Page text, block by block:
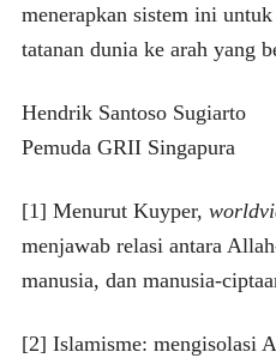
menerapkan sistem ini
tatanan dunia ke arah yang
Hendrik Santoso Sugiarto
Pemuda GRII Singapura
[1] Menurut Kuyper,
menjawab relasi antara
manusia, dan manusia-
[2] Islamisme: mengisolasi